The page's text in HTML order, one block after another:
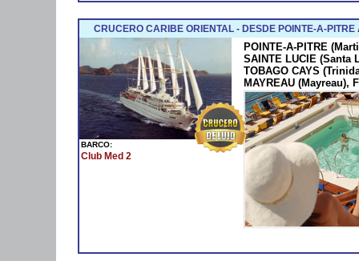
CRUCERO CARIBE ORIENTAL - DESDE POINTE-A-PITRE
BARCO:
Club Med 2
POINTE-A-PITRE
SAINTE LUCIE (Santa
TOBAGO CAYS
MAYREAU (Mayreau),